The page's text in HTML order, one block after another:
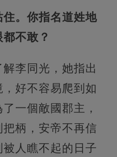
住。你指名道姓地
不敢？
李同光，她指出
好不容易爬到如
一個敵國郡主，
柄，安帝不再信
人瞧不起的日子